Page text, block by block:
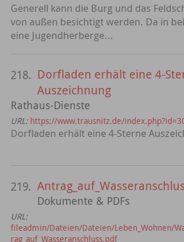
Generell kann die Burg und das
von außen besichtigt werden. Da in
eine Jugendherberge...
218. Dorfladen erhält eine 4-
Auszeichnung
Rathaus-Dienste
URL: https://www.trausnitz.de/
Dorfladen erhält eine 4-Sterne
219.
Dokumente & PDFs
URL:
fileadmin/Dateien/Dateien/Leben_Wohnen/
rag_auf_Wasseranschluss.pdf